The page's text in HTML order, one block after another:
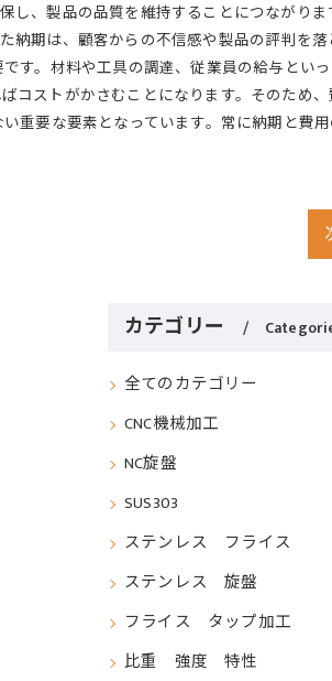
し、製品の品質を維持することにつながりま
納期は、顧客からの不信感や製品の評判を
す。材料や工具の調達、従業員の給与とい
コストがかさむことになります。そのため
重要な要素となっています。常に納期と費
カテゴリー
全てのカテゴリー
CNC機械加工
NC旋盤
SUS303
ステンレス フライス
ステンレス 旋盤
フライス タップ加工
比重 強度 特性